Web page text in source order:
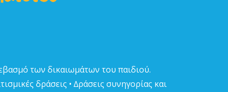
των δικαιωµάτων του παιδιού.
δράσεις • ∆ράσεις συνηγορίας και